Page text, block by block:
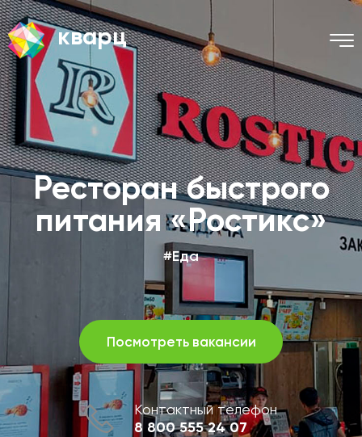
кварц
#Еда
Ресторан быстрого
питания «Ростикс»
Посмотреть вакансии
Контактный телефон
8 800 555 24 07